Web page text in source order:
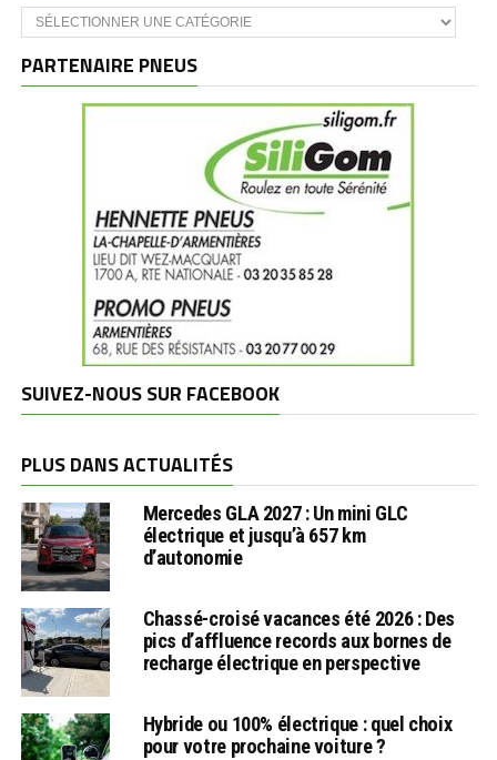
Catégories
et
PARTENAIRE PNEUS
SUIVEZ-NOUS SUR FACEBOOK
PLUS DANS ACTUALITÉS
Mercedes GLA 2027 : Un mini GLC
électrique et jusqu’à 657 km
d’autonomie
Chassé-croisé vacances été 2026 : Des
pics d’affluence records aux bornes de
recharge électrique en perspective
Hybride ou 100% électrique : quel choix
pour votre prochaine voiture ?